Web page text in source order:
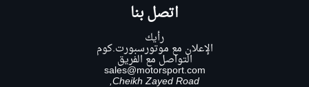
اتصل بنا
رأيك
الإعلان مع موتورسبورت.كوم
التواصل مع الفريق
sales@motorsport.com
Cheikh Zayed Road,